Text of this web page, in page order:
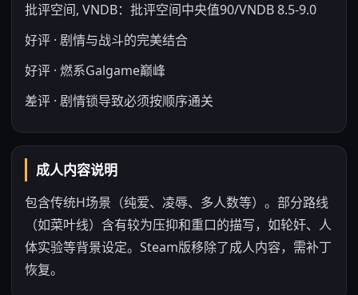
批评空间, VNDB：批评空间中央值90/VNDB 8.5-9.0
好评 · 剧情与战斗的完美结合
好评 · 燃系Galgame巅峰
差评 · 剧情锁导致必须按顺序通关
成人内容说明
包含传统H场景（纯爱、凌辱、多人数等）。部分路线
（如菜叶线）含有较为压抑和重口的描写，如轮奸、人
体实验等背景设定。Steam版移除了成人内容，需补丁
恢复。